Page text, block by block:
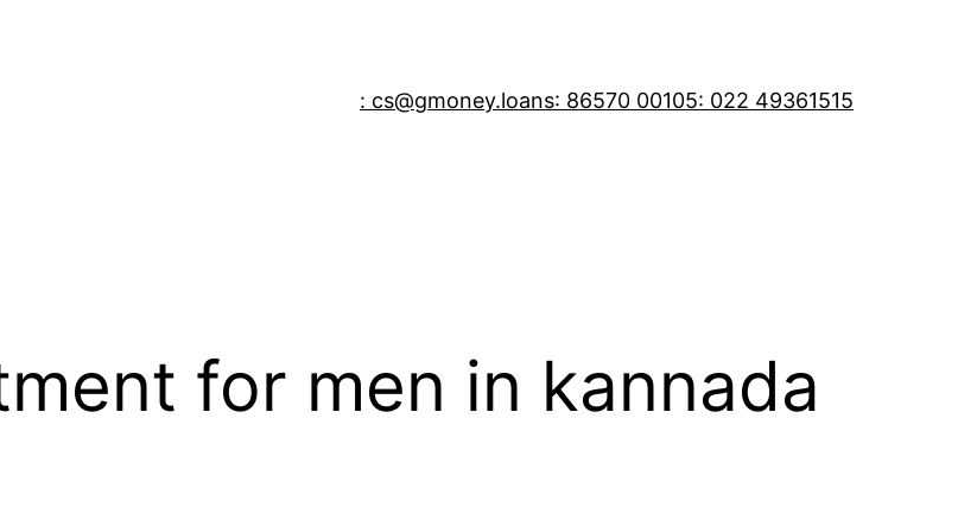
: cs@gmoney.loans: 86570 00105: 022 49361515
for men in kannada